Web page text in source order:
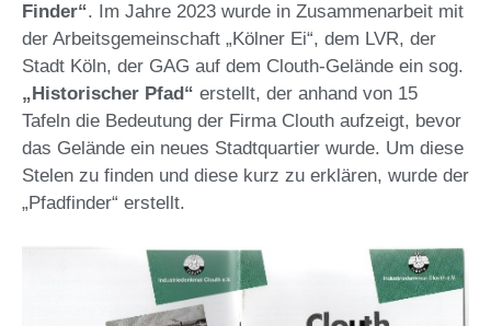
Finder“. Im Jahre 2023 wurde in Zusammenarbeit mit
der Arbeitsgemeinschaft „Kölner Ei“, dem LVR, der
Stadt Köln, der GAG auf dem Clouth-Gelände ein sog.
„Historischer Pfad“ erstellt, der anhand von 15
Tafeln die Bedeutung der Firma Clouth aufzeigt, bevor
das Gelände ein neues Stadtquartier wurde. Um diese
Stelen zu finden und diese kurz zu erklären, wurde der
„Pfadfinder“ erstellt.